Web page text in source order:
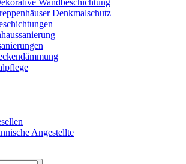
Denkmalschutz
Angestellte